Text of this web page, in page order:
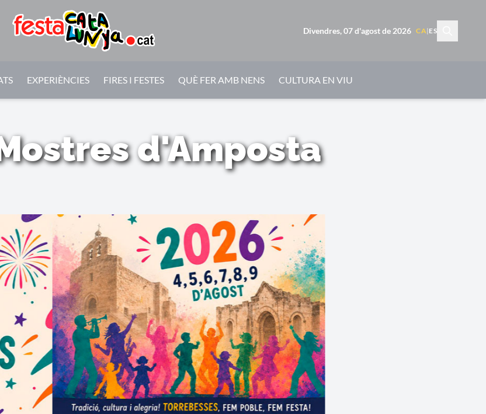
Divendres, 07 d'agost de 2026 CA| ES
EXPERIÈNCIES FIRES I FESTES QUÈ FER AMB NENS CULTURA EN VIU
d'Amposta